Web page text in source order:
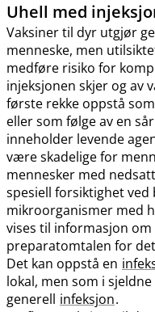
Uhell med
Vaksiner til dyr utgjør
menneske, men
medføre risiko for
injeksjonen skjer og av
første rekke oppstå
eller som følge av en
inneholder levende
være skadelige for
mennesker med
spesiell forsiktighet ved
mikroorganismer med
vises til informasjon
preparatomtalen for
Det kan oppstå en
lokal, men som i
generell infeksjon.